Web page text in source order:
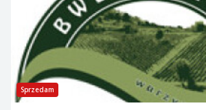
Sprzedam